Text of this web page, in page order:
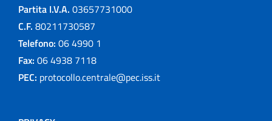
Partita I.V.A. 03657731000
C.F. 80211730587
Telefono: 06 4990 1
Fax: 06 4938 7118
PEC: protocollo.centrale@pec.iss.it